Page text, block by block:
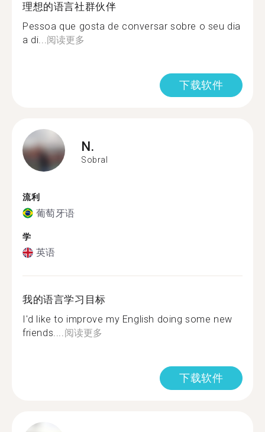
理想的语言社群伙伴
Pessoa que gosta de conversar sobre o seu dia
a di...阅读更多
下载软件
N.
Sobral
流利
葡萄牙语
学
英语
我的语言学习目标
I'd like to improve my English doing some new
friends....阅读更多
下载软件